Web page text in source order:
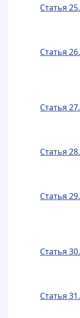
Статья
Статья
Статья
Статья
Статья
Статья
Статья